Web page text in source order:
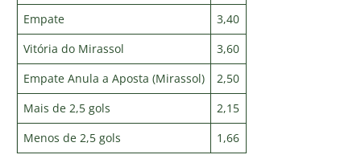
Empate
3,40
Vitória do Mirassol
3,60
Empate Anula a Aposta (Mirassol)
2,50
Mais de 2,5 gols
2,15
Menos de 2,5 gols
1,66